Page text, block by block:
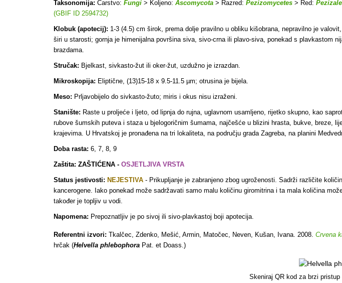
Taksonomija: Carstvo: Fungi > Koljeno: Ascomycota > Razred: Pezizomycetes > Red:
(GBIF ID 2594732)
Klobuk (apotecij): 1-3 (4.5) cm širok, prema dolje pravilno u obliku kišobrana, nepravilno je
širi u starosti; gornja je himenijalna površina siva, sivo-crna ili plavo-siva, ponekad s plavkastom
brazdama.
Stručak: Bjelkast, sivkasto-žut ili oker-žut, uzdužno je izrazdan.
Mikroskopija: Eliptične, (13)15-18 x 9.5-11.5 µm; otrusina je bijela.
Meso: Prljavobijelo do sivkasto-žuto; miris i okus nisu izraženi.
Stanište: Raste u proljeće i ljeto, od lipnja do rujna, uglavnom usamljeno, rijetko skupno, kao
rubove šumskih puteva i staza u bjelogoričnim šumama, najčešće u blizini hrasta, bukve, breze,
krajevima. U Hrvatskoj je pronađena na tri lokaliteta, na području grada Zagreba, na planini
Doba rasta: 6, 7, 8, 9
Zaštita: ZAŠTIĆENA - OSJETLJIVA VRSTA
Status jestivosti: NEJESTIVA - Prikupljanje je zabranjeno zbog ugroženosti. Sadrži različite
kancerogene. Iako ponekad može sadržavati samo malu količinu giromitrina i ta mala količina
također je topljiv u vodi.
Napomena: Prepoznatljiv je po sivoj ili sivo-plavkastoj boji apotecija.
Referentni izvori: Tkalčec, Zdenko, Mešić, Armin, Matočec, Neven, Kušan, Ivana. 2008. Crvena
hrčak (Helvella phlebophora Pat. et Doass.)
Skeniraj QR kod za brzi